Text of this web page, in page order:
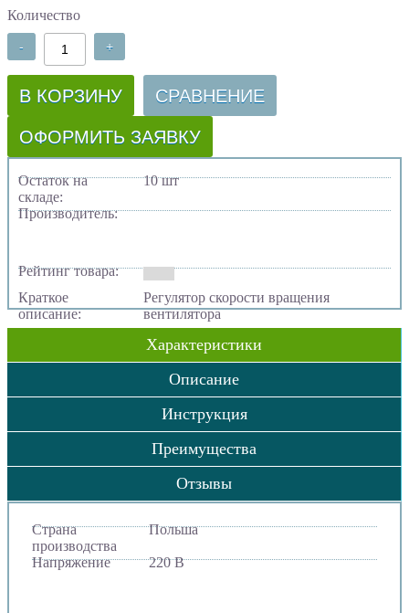
Количество
- +
В КОРЗИНУ СРАВНЕНИЕ
ОФОРМИТЬ ЗАЯВКУ
Остаток на
складе:
10 шт
Производитель:
Рейтинг товара:
Краткое
описание:
Регулятор скорости вращения
вентилятора
Характеристики
Описание
Инструкция
Преимущества
Отзывы
Страна
производства
Польша
Напряжение 220 В